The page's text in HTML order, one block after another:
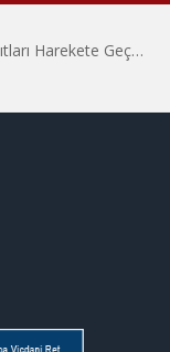
Hiroşima’nın 81. Yılında İtalyan Savaş Karşıtları Harekete Geçti: “Hatırlamak yeterli değil”